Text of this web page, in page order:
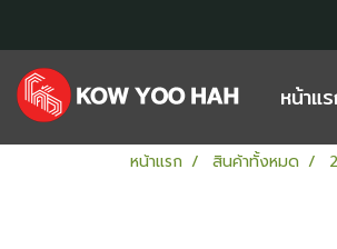
หน้าแ
หน้าแรก สินค้าทั้งหมด